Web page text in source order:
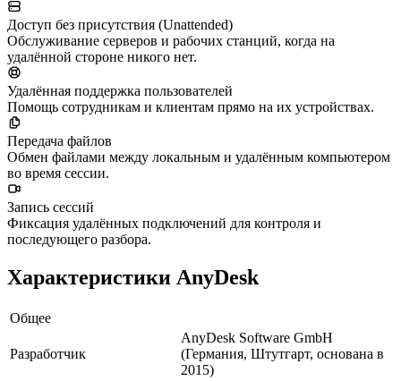
Доступ без присутствия (Unattended)
Обслуживание серверов и рабочих станций, когда на
удалённой стороне никого нет.
Удалённая поддержка пользователей
Помощь сотрудникам и клиентам прямо на их устройствах.
Передача файлов
Обмен файлами между локальным и удалённым компьютером
во время сессии.
Запись сессий
Фиксация удалённых подключений для контроля и
последующего разбора.
Характеристики AnyDesk
Общее
Разработчик
AnyDesk Software GmbH
(Германия, Штутгарт, основана в
2015)